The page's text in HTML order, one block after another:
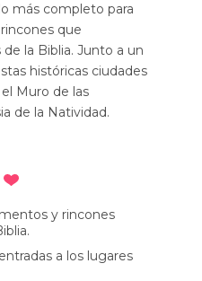
más completo para
que
la Biblia. Junto a un
históricas ciudades
Muro de las
de la Natividad.
y rincones
a los lugares